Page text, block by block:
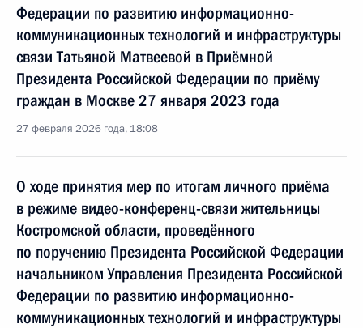
Федерации по развитию информационно-
коммуникационных технологий и инфраструктуры
связи Татьяной Матвеевой в Приёмной
Президента Российской Федерации по приёму
граждан в Москве 27 января 2023 года
27 февраля 2026 года, 18:08
О ходе принятия мер по итогам личного приёма
в режиме видео-конференц-связи жительницы
Костромской области, проведённого
по поручению Президента Российской Федерации
начальником Управления Президента Российской
Федерации по развитию информационно-
коммуникационных технологий и инфраструктуры